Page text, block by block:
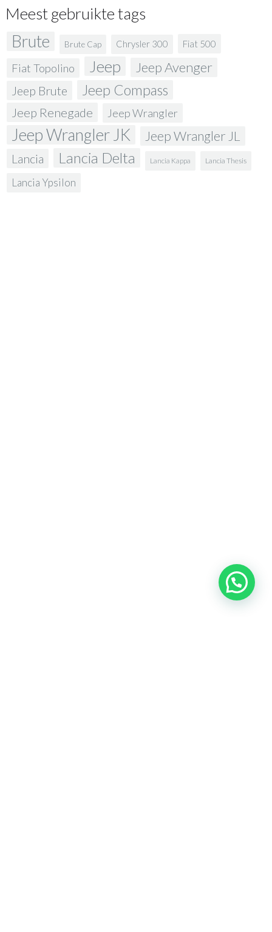
Meest gebruikte tags
Brute Brute Cap Chrysler 300 Fiat 500
Fiat Topolino Jeep Jeep Avenger
Jeep Brute Jeep Compass
Jeep Renegade Jeep Wrangler
Jeep Wrangler JK Jeep Wrangler JL
Lancia Lancia Delta Lancia Kappa Lancia Thesis
Lancia Ypsilon